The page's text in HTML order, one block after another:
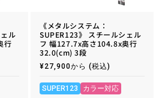
ル
行
《メタルシステム：
SUPER123》 スチールシェル
フ 幅127.7x高さ104.8x奥行
32.0(cm) 3段
通
価
格
¥27,900から (税込)
SUPER123 カラー対応